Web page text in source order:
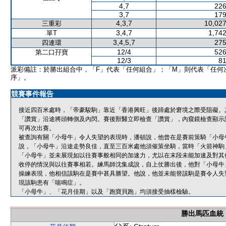
4,7
3,7
三重彩 4,3,7
單T 3,4,7
四連環 3,4,5,7
第二口孖寶 12/4
12/3
派彩備註：於勝出組合中，「F」代表「任何組合」；「M」則代表「任何
序」。
競賽事件報告
接近四百米處時，「帝豪駿駒」靠近「香港興旺」後蹄處於窘境之際受阻礙
「讚賞」沿途將頭轉側及內閃。賽後獸醫立即檢查「讚賞」，內窺鏡檢查顯
可再次出賽。
被查詢有關「小母牛」令人失望的表現時，潘頓說，他曾在是賽前策騎「小
說，「小母牛」沿途走勢良佳，直至三百米處他須催策坐騎，當時「火箭神
「小母牛」並未展現如以往賽事般相同的加速力，尤以在末段未能加速及對
收停的情況與以往賽事相若。練馬師沈集成說，自上仗勝出後，他對「小母
操練表現，他相信該駒在是賽中甚具勝望。他說，他並未能替該駒是賽令人
現該駒患有「喘鳴症」。
「小母牛」、「花月佳期」以及「跑寶貝跑」均須接受抽樣檢驗。
勝出馬匹血統